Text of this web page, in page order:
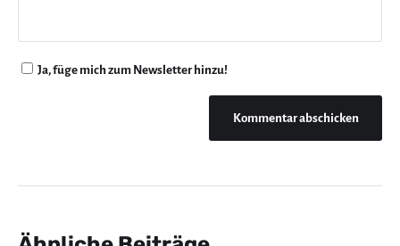
Ja, füge mich zum Newsletter hinzu!